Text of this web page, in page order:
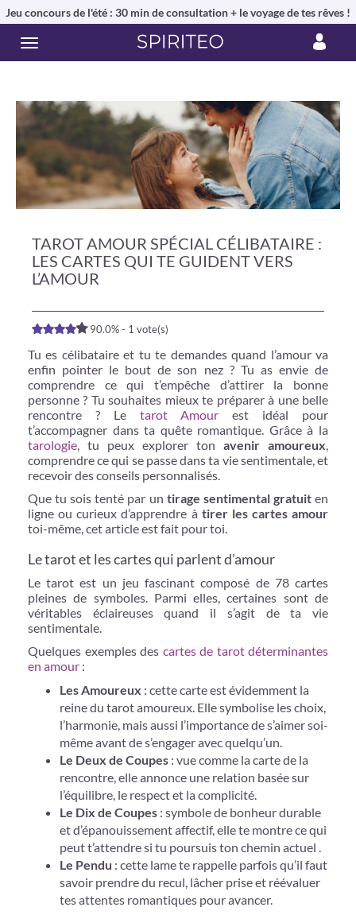
Jeu concours de l'été : 30 min de consultation + le voyage de tes rêves !
TAROT AMOUR SPÉCIAL CÉLIBATAIRE :
LES CARTES QUI TE GUIDENT VERS
L’AMOUR
90.0% - 1 vote(s)
Tu es célibataire et tu te demandes quand l’amour va
enfin pointer le bout de son nez ? Tu as envie de
comprendre ce qui t’empêche d’attirer la bonne
personne ? Tu souhaites mieux te préparer à une belle
rencontre ? Le tarot Amour est idéal pour
t’accompagner dans ta quête romantique. Grâce à la
tarologie, tu peux explorer ton avenir amoureux,
comprendre ce qui se passe dans ta vie sentimentale, et
recevoir des conseils personnalisés.
Que tu sois tenté par un tirage sentimental gratuiten
ligne ou curieux d’apprendre à tirer les cartes amour
toi-même, cet article est fait pour toi.
Le tarot et les cartes qui parlent d’amour
Le tarot est un jeu fascinant composé de 78 cartes
pleines de symboles. Parmi elles, certaines sont de
véritables éclaireuses quand il s’agit de ta vie
sentimentale.
Quelques exemples des cartes de tarot déterminantes
en amour :
Les Amoureux : cette carte est évidemment la
reine du tarot amoureux. Elle symbolise les choix,
l’harmonie, mais aussi l’importance de s’aimer soi-
même avant de s’engager avec quelqu’un.
Le Deux de Coupes : vue comme la carte de la
rencontre, elle annonce une relation basée sur
l’équilibre, le respect et la complicité.
Le Dix de Coupes : symbole de bonheur durable
et d’épanouissement affectif, elle te montre ce qui
peut t’attendre si tu poursuis ton chemin actuel .
Le Pendu : cette lame te rappelle parfois qu’il faut
savoir prendre du recul, lâcher prise et réévaluer
tes attentes romantiques pour avancer.